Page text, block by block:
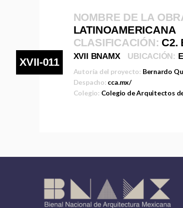
XVII-011
NOMBRE DE LA
LATINOAMERICANA
CLASIFICACIÓN: C2.
XVII BNAMX UBICACIÓN:
Autoría del proyecto: Bernardo
Despacho: cca.mx/
Colegio: Colegio de Arquitectos